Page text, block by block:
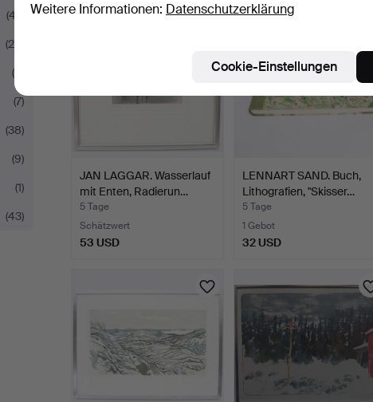
(47)
(25)
(4)
(7)
(38)
(9)
(1)
(43)
JAN LAGGAR. Wasserlauf
mit Enten, Radierun…
5 Tage
Schätzwert
53 USD
LENNART SAND. Buch,
Lithografien, "Skisser…
5 Tage
1 Gebot
32 USD
Weitere Informationen: Datenschutzerklärung
Cookie-Einstellungen